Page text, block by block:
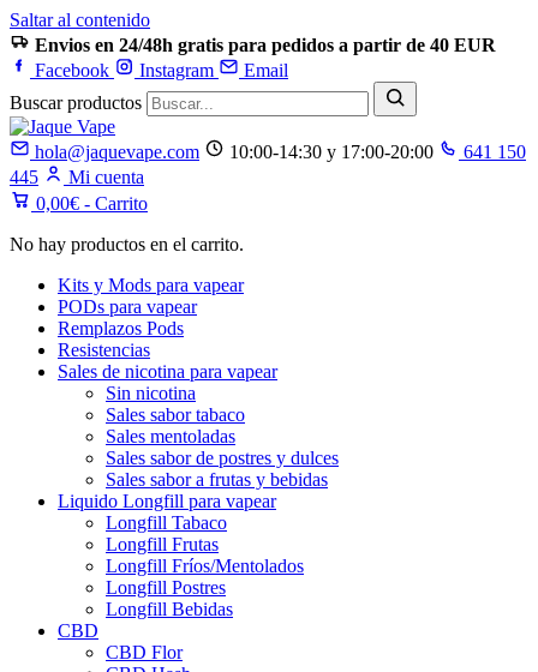
Saltar al contenido
Envios en 24/48h gratis para pedidos a partir de 40 EUR
Facebook
Instagram
Email
Buscar productos
hola@jaquevape.com 10:00-14:30 y 17:00-20:00
641 150
445
Mi cuenta
0,00€ - Carrito
No hay productos en el carrito.
Kits y Mods para vapear
PODs para vapear
Remplazos Pods
Resistencias
Sales de nicotina para vapear
Sin nicotina
Sales sabor tabaco
Sales mentoladas
Sales sabor de postres y dulces
Sales sabor a frutas y bebidas
Liquido Longfill para vapear
Longfill Tabaco
Longfill Frutas
Longfill Fríos/Mentolados
Longfill Postres
Longfill Bebidas
CBD
CBD Flor